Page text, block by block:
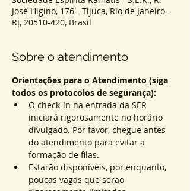
José Higino, 176 - Tijuca, Rio de Janeiro -
RJ, 20510-420, Brasil
Sobre o atendimento
Orientações para o Atendimento (siga
todos os protocolos de segurança):
O check-in na entrada da SER
iniciará rigorosamente no horário
divulgado. Por favor, chegue antes
do atendimento para evitar a
formação de filas.
Estarão disponíveis, por enquanto,
poucas vagas que serão